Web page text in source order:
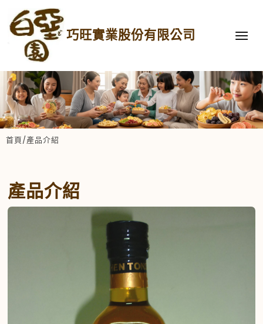
巧旺實業股份有限公司
首頁/產品介紹
產品介紹